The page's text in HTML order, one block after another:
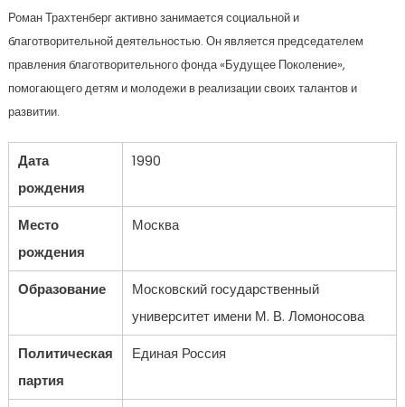
Роман Трахтенберг активно занимается социальной и
благотворительной деятельностью. Он является председателем
правления благотворительного фонда «Будущее Поколение»,
помогающего детям и молодежи в реализации своих талантов и
развитии.
Дата
рождения
1990
Место
рождения
Москва
Образование
Московский государственный
университет имени М. В. Ломоносова
Политическая
партия
Единая Россия